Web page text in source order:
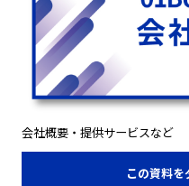
会社概要・提供サービスなど
この資料